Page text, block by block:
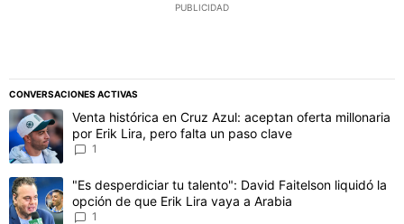
PUBLICIDAD
CONVERSACIONES ACTIVAS
Este listado muestra los artículos con más comentarios en los
Un artículo de tendencia con el título "Venta histórica en Cruz
Venta histórica en Cruz Azul: aceptan oferta millonaria
por Erik Lira, pero falta un paso clave
1
Un artículo de tendencia con el título ""Es desperdiciar tu
"Es desperdiciar tu talento": David Faitelson liquidó la
opción de que Erik Lira vaya a Arabia
1